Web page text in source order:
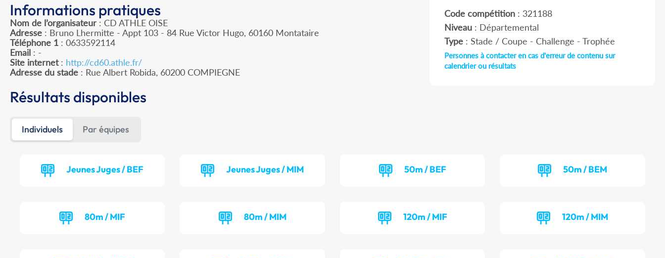
Informations pratiques
Nom de l’organisateur : CD ATHLE OISE
Adresse : Bruno Lhermitte - Appt 103 - 84 Rue Victor Hugo, 60160 Montataire
Téléphone 1 : 0633592114
Email : -
Site internet: http://cd60.athle.fr/
Adresse du stade : Rue Albert Robida, 60200 COMPIEGNE
Code compétition: 321188
Niveau: Départemental
Type: Stade / Coupe - Challenge - Trophée
Personnes à contacter en cas d'erreur de contenu sur
calendrier ou résultats
Résultats disponibles
Individuels Par équipes
Jeunes Juges / BEF Jeunes Juges / MIM 50m / BEF 50m / BEM
80m / MIF 80m / MIM 120m / MIF 120m / MIM